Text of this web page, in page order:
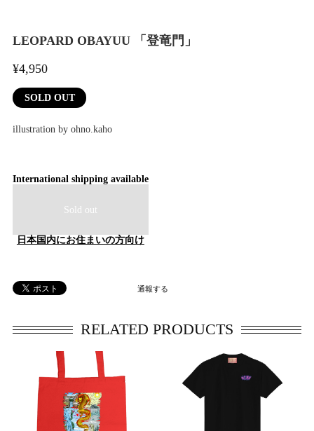
LEOPARD OBAYUU 「登竜門」
¥4,950
SOLD OUT
illustration by ohno.kaho
International shipping available
Sold out
日本国内にお住まいの方向け
通報する
RELATED PRODUCTS